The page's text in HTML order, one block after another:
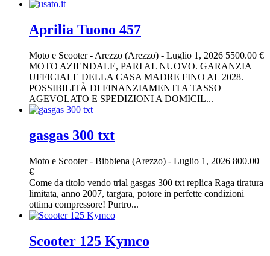
Aprilia Tuono 457
Moto e Scooter- Arezzo (Arezzo) - Luglio 1, 2026 5500.00 €
MOTO AZIENDALE, PARI AL NUOVO. GARANZIA
UFFICIALE DELLA CASA MADRE FINO AL 2028.
POSSIBILITÀ DI FINANZIAMENTI A TASSO
AGEVOLATO E SPEDIZIONI A DOMICIL...
gasgas 300 txt
Moto e Scooter- Bibbiena (Arezzo) - Luglio 1, 2026 800.00
€
Come da titolo vendo trial gasgas 300 txt replica Raga tiratura
limitata, anno 2007, targara, potore in perfette condizioni
ottima compressore! Purtro...
Scooter 125 Kymco